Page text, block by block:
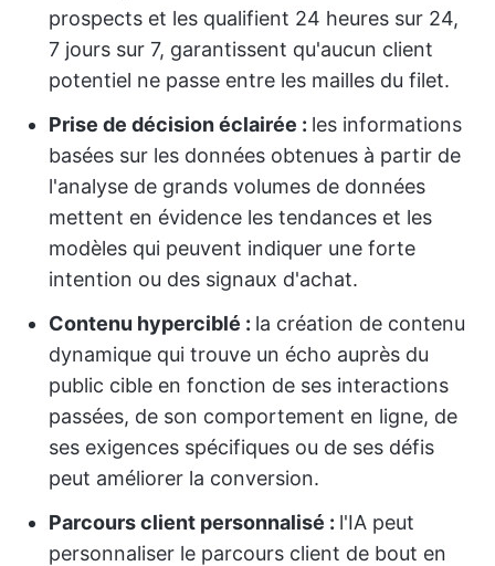
prospects et les qualifient 24 heures sur 24,
7 jours sur 7, garantissent qu'aucun client
potentiel ne passe entre les mailles du filet.
Prise de décision éclairée : les informations
basées sur les données obtenues à partir de
l'analyse de grands volumes de données
mettent en évidence les tendances et les
modèles qui peuvent indiquer une forte
intention ou des signaux d'achat.
Contenu hyperciblé : la création de contenu
dynamique qui trouve un écho auprès du
public cible en fonction de ses interactions
passées, de son comportement en ligne, de
ses exigences spécifiques ou de ses défis
peut améliorer la conversion.
Parcours client personnalisé : l'IA peut
personnaliser le parcours client de bout en